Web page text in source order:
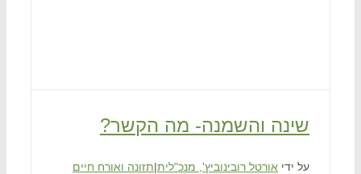
שינה והשמנה- מה הקשר?
אורטל רובינוביץ', מנכ"לית תזונה ואורח חיים